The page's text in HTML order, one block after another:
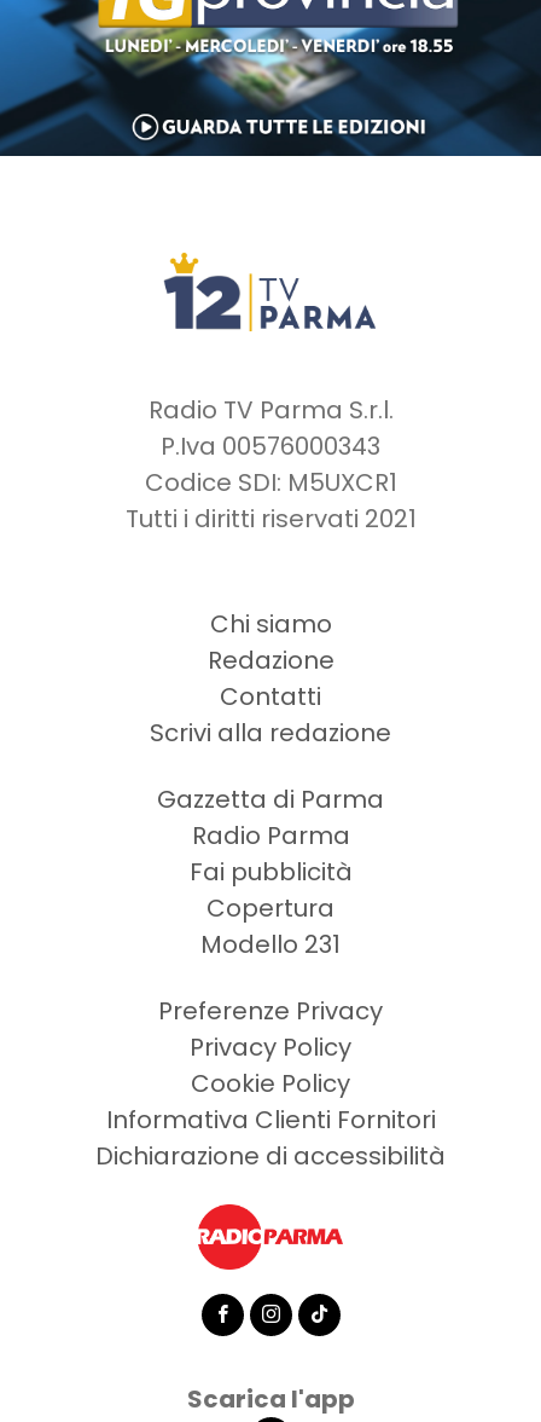
Radio TV Parma S.r.l.
P.Iva 00576000343
Codice SDI: M5UXCR1
Tutti i diritti riservati 2021
Chi siamo
Redazione
Contatti
Scrivi alla redazione
Gazzetta di Parma
Radio Parma
Fai pubblicità
Copertura
Modello 231
Preferenze Privacy
Privacy Policy
Cookie Policy
Informativa Clienti Fornitori
Dichiarazione di accessibilità
facebookinstagram
tiktok
Scarica l'app